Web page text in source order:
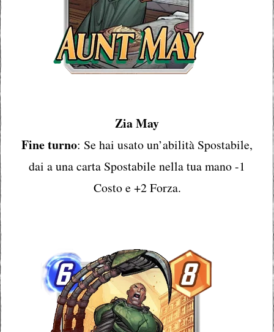
Zia May
Fine turno: Se hai usato un’abilità Spostabile,
dai a una carta Spostabile nella tua mano -1
Costo e +2 Forza.